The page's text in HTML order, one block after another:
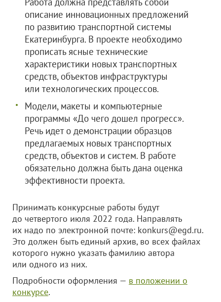
описание инновационных предложений
по развитию транспортной системы
Екатеринбурга. В проекте необходимо
прописать ясные технические
характеристики новых транспортных
средств, объектов инфраструктуры
или технологических процессов.
Модели, макеты и компьютерные
программы «До чего дошел прогресс».
Речь идет о демонстрации образцов
предлагаемых новых транспортных
средств, объектов и систем. В работе
обязательно должна быть дана оценка
эффективности проекта.
Принимать конкурсные работы будут
до четвертого июля 2022 года. Направлять
их надо по электронной почте: konkurs@egd.ru.
Это должен быть единый архив, во всех файлах
которого нужно указать фамилию автора
или одного из них.
Подробности оформления — в положении о
конкурсе.